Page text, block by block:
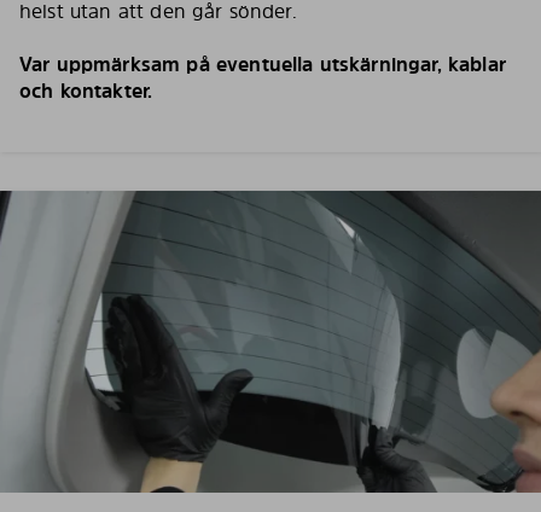
helst utan att den går sönder.
Var uppmärksam på eventuella utskärningar, kablar
och kontakter.